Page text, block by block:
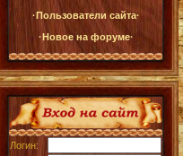
·Пользователи сайта·
·Новое на форуме·
Логин: